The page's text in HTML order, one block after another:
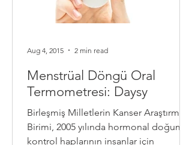
Menstrüal Döngü Oral
Termometresi: Daysy
Birleşmiş Milletlerin Kanser Araştırma
Birimi, 2005 yılında hormonal doğum
kontrol haplarının insanlar için
Aug 4, 2015 2 min read